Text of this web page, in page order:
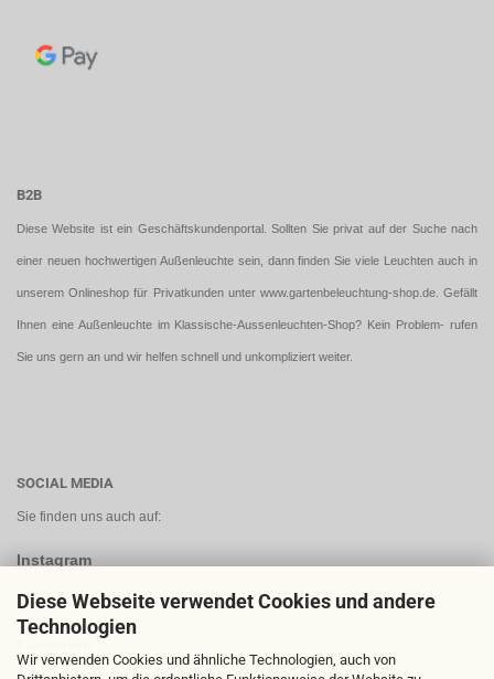
Diese Webseite verwendet Cookies und andere
Technologien
Wir verwenden Cookies und ähnliche Technologien, auch von
B2B
Diese Website ist ein Geschäftskundenportal. Sollten Sie privat auf der Suche nach
einer neuen hochwertigen Außenleuchte sein, dann finden Sie viele Leuchten auch in
unserem Onlineshop für Privatkunden unter www.gartenbeleuchtung-shop.de. Gefällt
Ihnen eine Außenleuchte im Klassische-Aussenleuchten-Shop? Kein Problem- rufen
Sie uns gern an und wir helfen schnell und unkompliziert weiter.
SOCIAL MEDIA
Sie finden uns auch auf:
Instagram